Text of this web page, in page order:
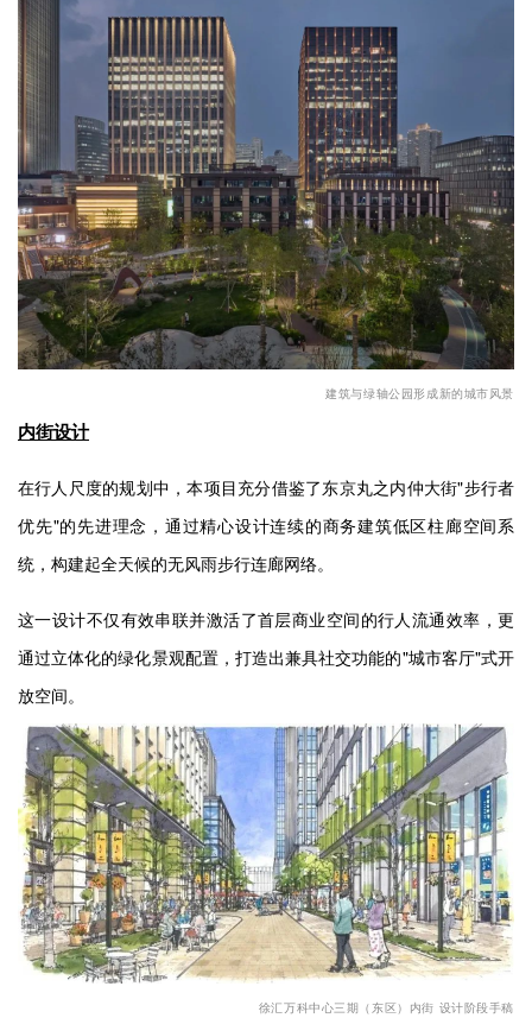
建筑与绿轴公园形成新的城市风景
内街设计
在行人尺度的规划中，本项目充分借鉴了东京丸之内仲大街"步行者
优先"的先进理念，通过精心设计连续的商务建筑低区柱廊空间系
统，构建起全天候的无风雨步行连廊网络。
这一设计不仅有效串联并激活了首层商业空间的行人流通效率，更
通过立体化的绿化景观配置，打造出兼具社交功能的"城市客厅"式开
放空间。
徐汇万科中心三期（东区）内街 设计阶段手稿